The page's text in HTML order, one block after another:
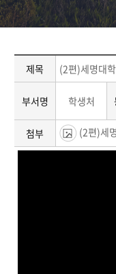
제목 (2편)세명대
부서명 학생처
첨부 (2편)세